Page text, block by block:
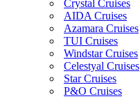
Crystal Cruises
AIDA Cruises
Azamara Cruises
TUI Cruises
Windstar Cruises
Celestyal Cruises
Star Cruises
P&O Cruises